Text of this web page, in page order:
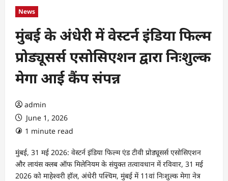
News
मुंबई के अंधेरी में वेस्टर्न इंडिया फिल्म
प्रोड्यूसर्स एसोसिएशन द्वारा निःशुल्क
मेगा आई कैंप संपन्न
admin
June 1, 2026
1 minute read
मुंबई, 31 मई 2026: वेस्टर्न इंडिया फिल्म एंड टीवी प्रोड्यूसर्स एसोसिएशन
और लायंस क्लब ऑफ मिलेनियम के संयुक्त तत्वावधान में रविवार, 31 मई
2026 को माहेश्वरी हॉल, अंधेरी पश्चिम, मुंबई में 11वां निःशुल्क मेगा नेत्र